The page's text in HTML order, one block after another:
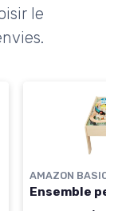
le
AMAZON BASICS
Ensemble